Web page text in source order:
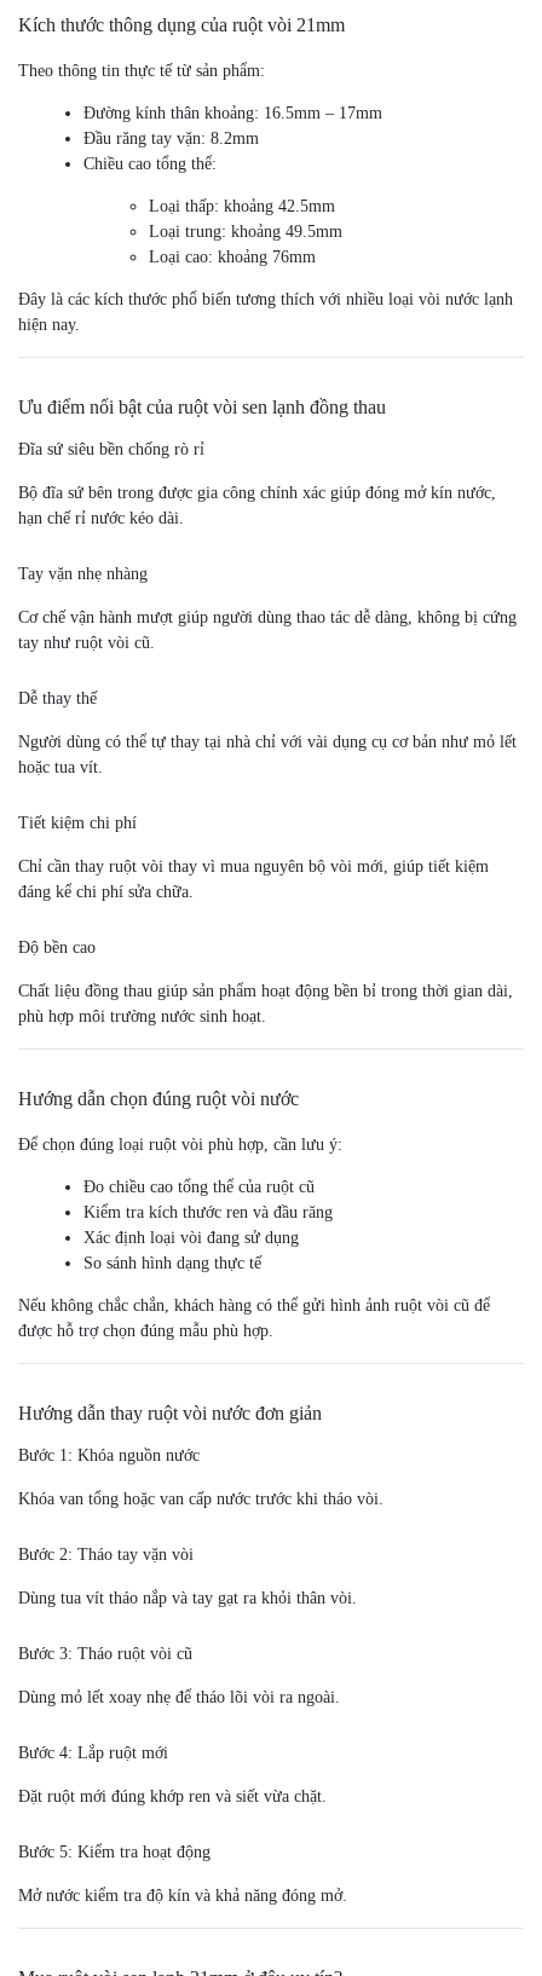
Kích thước thông dụng của ruột vòi 21mm
Theo thông tin thực tế từ sản phẩm:
Đường kính thân khoảng: 16.5mm – 17mm
Đầu răng tay vặn: 8.2mm
Chiều cao tổng thể:
Loại thấp: khoảng 42.5mm
Loại trung: khoảng 49.5mm
Loại cao: khoảng 76mm
Đây là các kích thước phổ biến tương thích với nhiều loại vòi nước lạnh
hiện nay.
Ưu điểm nổi bật của ruột vòi sen lạnh đồng thau
Đĩa sứ siêu bền chống rò rỉ
Bộ đĩa sứ bên trong được gia công chính xác giúp đóng mở kín nước,
hạn chế rỉ nước kéo dài.
Tay vặn nhẹ nhàng
Cơ chế vận hành mượt giúp người dùng thao tác dễ dàng, không bị cứng
tay như ruột vòi cũ.
Dễ thay thế
Người dùng có thể tự thay tại nhà chỉ với vài dụng cụ cơ bản như mỏ lết
hoặc tua vít.
Tiết kiệm chi phí
Chỉ cần thay ruột vòi thay vì mua nguyên bộ vòi mới, giúp tiết kiệm
đáng kể chi phí sửa chữa.
Độ bền cao
Chất liệu đồng thau giúp sản phẩm hoạt động bền bỉ trong thời gian dài,
phù hợp môi trường nước sinh hoạt.
Hướng dẫn chọn đúng ruột vòi nước
Để chọn đúng loại ruột vòi phù hợp, cần lưu ý:
Đo chiều cao tổng thể của ruột cũ
Kiểm tra kích thước ren và đầu răng
Xác định loại vòi đang sử dụng
So sánh hình dạng thực tế
Nếu không chắc chắn, khách hàng có thể gửi hình ảnh ruột vòi cũ để
được hỗ trợ chọn đúng mẫu phù hợp.
Hướng dẫn thay ruột vòi nước đơn giản
Bước 1: Khóa nguồn nước
Khóa van tổng hoặc van cấp nước trước khi tháo vòi.
Bước 2: Tháo tay vặn vòi
Dùng tua vít tháo nắp và tay gạt ra khỏi thân vòi.
Bước 3: Tháo ruột vòi cũ
Dùng mỏ lết xoay nhẹ để tháo lõi vòi ra ngoài.
Bước 4: Lắp ruột mới
Đặt ruột mới đúng khớp ren và siết vừa chặt.
Bước 5: Kiểm tra hoạt động
Mở nước kiểm tra độ kín và khả năng đóng mở.